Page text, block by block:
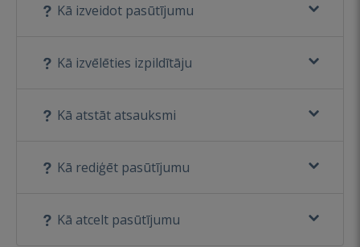
Kā izveidot pasūtījumu
Kā izvēlēties izpildītāju
Kā atstāt atsauksmi
Kā rediģēt pasūtījumu
Kā atcelt pasūtījumu